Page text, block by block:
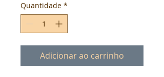
Quantidade *
Adicionar ao carrinho